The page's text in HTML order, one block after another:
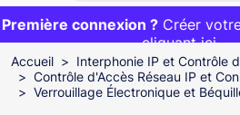
Première commande ?20€
et livraison 24/48h gratuite
connexion ? Créer votre
cliquant ici
EXCLU WEB :
Accueil
Interphonie IP et Contrôle
Contrôle d'Accès Réseau IP et
Verrouillage Électronique et